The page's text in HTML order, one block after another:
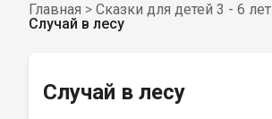
Главная > Сказки для детей 3 - 6 лет
Случай в лесу
Случай в лесу